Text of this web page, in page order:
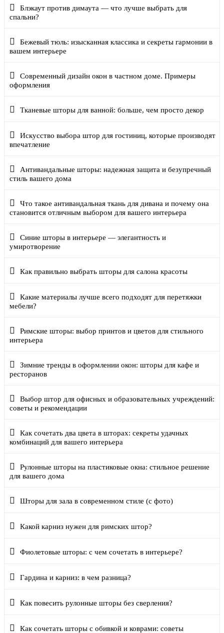
Блэкаут против димаута — что лучше выбрать для
спальни?
Бежевый тюль: изысканная классика и секреты гармонии в
вашем интерьере
Современный дизайн окон в частном доме. Примеры
оформления
Тканевые шторы для ванной: больше, чем просто декор
Искусство выбора штор для гостиниц, которые производят
впечатление
Антивандальные шторы: надежная защита и безупречный
стиль вашего дома
Что такое антивандальная ткань для дивана и почему она
становится отличным выбором для вашего интерьера
Синие шторы в интерьере — элегантность и
умиротворение
Как правильно выбрать шторы для салона красоты
Какие материалы лучше всего подходят для перетяжки
мебели?
Римские шторы: выбор принтов и цветов для стильного
интерьера
Зимние тренды в оформлении окон: шторы для кафе и
ресторанов
Выбор штор для офисных и образовательных учреждений:
советы и рекомендации
Как сочетать два цвета в шторах: секреты удачных
комбинаций для вашего интерьера
Рулонные шторы на пластиковые окна: стильное решение
для вашего дома
Шторы для зала в современном стиле (с фото)
Какой карниз нужен для римских штор?
Фиолетовые шторы: с чем сочетать в интерьере?
Гардина и карниз: в чем разница?
Как повесить рулонные шторы без сверления?
Как сочетать шторы с обивкой и коврами: советы